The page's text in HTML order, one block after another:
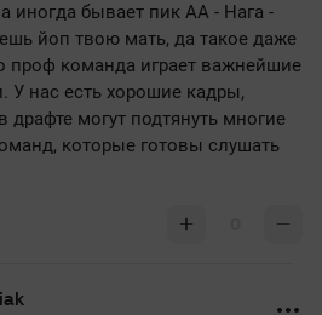
иногда бывает пик АА - Нага -
йоп твою мать, да такое даже
проф команда играет важнейшие
У нас есть хорошие кадры,
могут подтянуть многие
которые готовы слушать